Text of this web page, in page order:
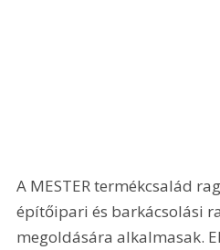
A MESTER termékcsalád
építőipari és barkácsolási
megoldására alkalmasak.